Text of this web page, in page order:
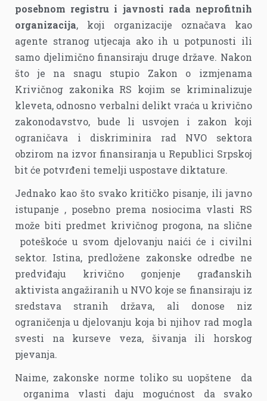
posebnom registru i javnosti rada neprofitnih
organizacija, koji organizacije označava kao
agente stranog utjecaja ako ih u potpunosti ili
samo djelimično finansiraju druge države. Nakon
što je na snagu stupio Zakon o izmjenama
Krivičnog zakonika RS kojim se kriminalizuje
kleveta, odnosno verbalni delikt vraća u krivično
zakonodavstvo, bude li usvojen i zakon koji
ograničava i diskriminira rad NVO sektora
obzirom na izvor finansiranja u Republici Srpskoj
bit će potvrđeni temelji uspostave diktature.
Jednako kao što svako kritičko pisanje, ili javno
istupanje , posebno prema nosiocima vlasti RS
može biti predmet krivičnog progona, na slične
poteškoće u svom djelovanju naići će i civilni
sektor. Istina, predložene zakonske odredbe ne
predviđaju krivično gonjenje građanskih
aktivista angažiranih u NVO koje se finansiraju iz
sredstava stranih država, ali donose niz
ograničenja u djelovanju koja bi njihov rad mogla
svesti na kurseve veza, šivanja ili horskog
pjevanja.
Naime, zakonske norme toliko su uopštene da
organima vlasti daju mogućnost da svako